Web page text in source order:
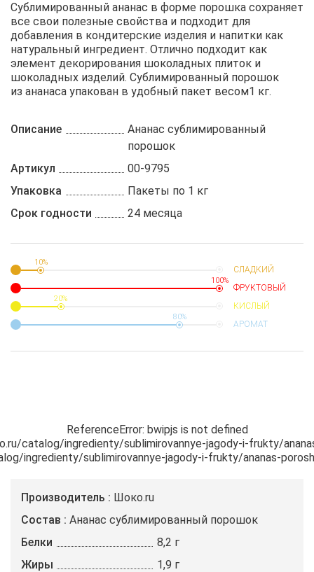
Сублимированный ананас в форме порошка сохраняет
все свои полезные свойства и подходит для
добавления в кондитерские изделия и напитки как
натуральный ингредиент. Отлично подходит как
элемент декорирования шоколадных плиток и
шоколадных изделий. Сублимированный порошок
из ананаса упакован в удобный пакет весом1 кг.
Описание
Ананас сублимированный
порошок
Артикул
00-9795
Упаковка
Пакеты по 1 кг
Срок годности
24 месяца
10%
СЛАДКИЙ
100%
ФРУКТОВЫЙ
20%
КИСЛЫЙ
80%
АРОМАТ
ReferenceError: bwipjs is not defined
catalog/ingredienty/sublimirovannye-jagody-i-frukty/
ingredienty/sublimirovannye-jagody-i-frukty/ananas-
Производитель
Шоко.ru
Состав
Ананас сублимированный порошок
Белки
8,2 г
Жиры
1,9 г